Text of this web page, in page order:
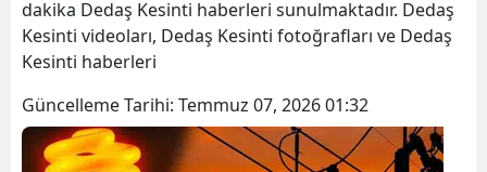
dakika Dedaş Kesinti haberleri sunulmaktadır. Dedaş
Kesinti videoları, Dedaş Kesinti fotoğrafları ve Dedaş
Kesinti haberleri
Güncelleme Tarihi: Temmuz 07, 2026 01:32